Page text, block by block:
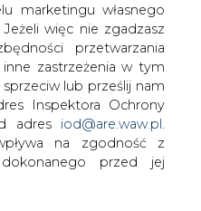
marketingu własnego
więc nie zgadzasz
przetwarzania
zastrzeżenia w tym
lub prześlij nam
Inspektora Ochrony
adres iod@are.waw.pl
na zgodność z
przed jej
gazu,
– oznajmił
Dainius
który całkowicie
dla Polski i